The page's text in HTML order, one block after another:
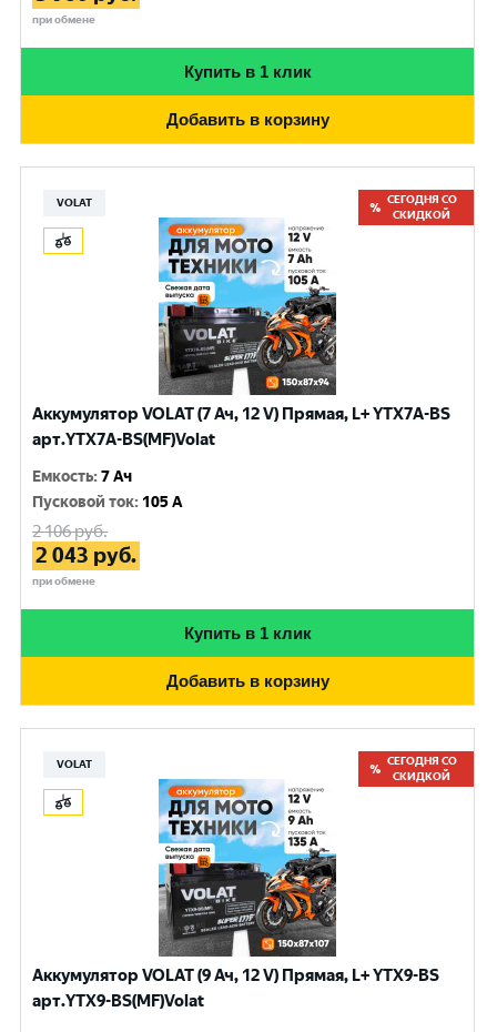
при обмене
Купить в 1 клик
Добавить в корзину
VOLAT
СЕГОДНЯ СО
СКИДКОЙ
Аккумулятор VOLAT (7 Ач, 12 V) Прямая, L+ YTX7A-BS
арт.YTX7A-BS(MF)Volat
Емкость:7 Ач
Пусковой ток: 105 A
2 106руб.
2 043 руб.
при обмене
Купить в 1 клик
Добавить в корзину
VOLAT
СЕГОДНЯ СО
СКИДКОЙ
Аккумулятор VOLAT (9 Ач, 12 V) Прямая, L+ YTX9-BS
арт.YTX9-BS(MF)Volat